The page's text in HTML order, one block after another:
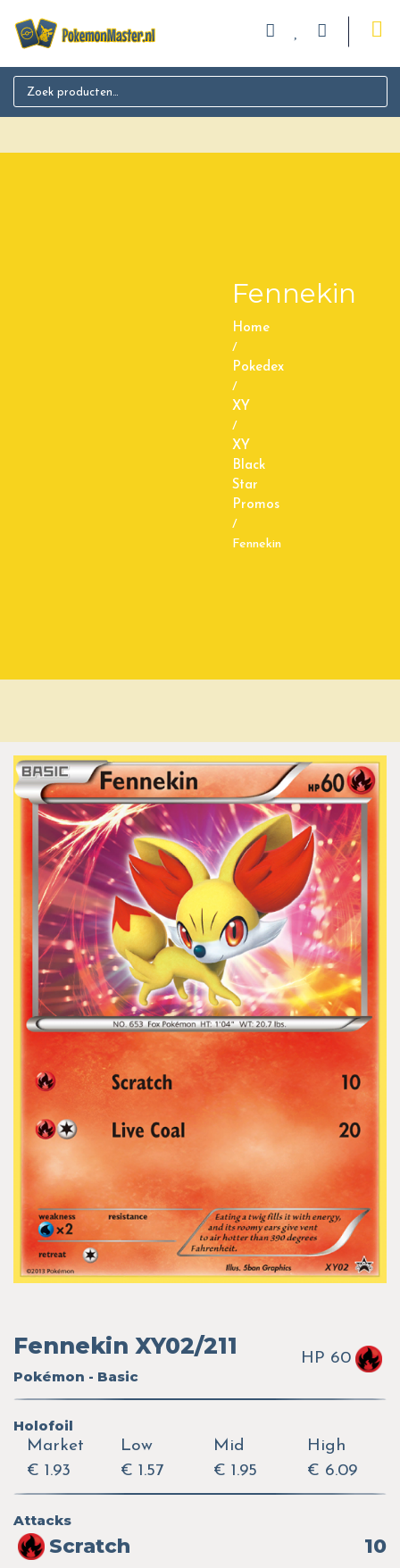
Search for:
Fennekin
Home
/
Pokedex
/
XY
/
XY
Black
Star
Promos
/
Fennekin
Fennekin XY02/211
Pokémon - Basic
HP 60
Holofoil
Market
€ 1.93
Low
€ 1.57
Mid
€ 1.95
High
€ 6.09
Attacks
Scratch
10